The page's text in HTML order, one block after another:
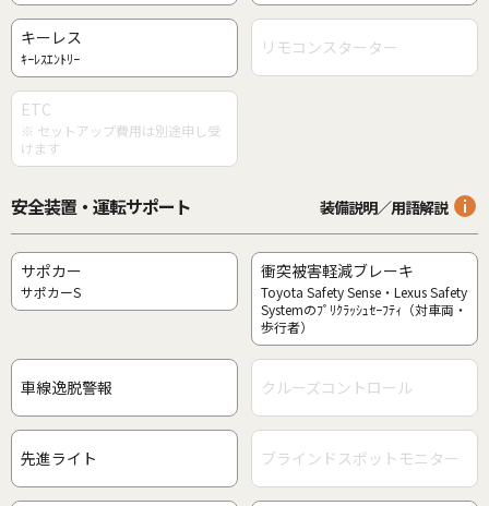
キーレス
ｷｰﾚｽｴﾝﾄﾘｰ リモコンスターター
ETC
※ セットアップ費用は別途申し受
けます
安全装置・運転サポート 装備説明／用語解説
サポカー
サポカーS
衝突被害軽減ブレーキ
Toyota Safety Sense・Lexus Safety
Systemのﾌﾟﾘｸﾗｯｼｭｾｰﾌﾃｨ（対車両・
歩行者）
車線逸脱警報 クルーズコントロール
先進ライト ブラインドスポットモニター